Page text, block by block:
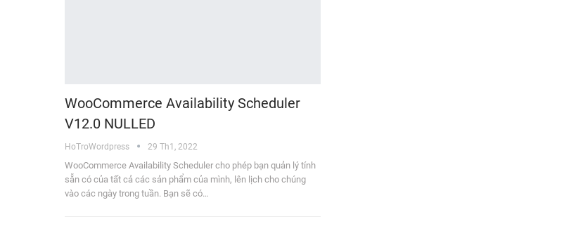
WooCommerce Availability Scheduler
V12.0 NULLED
HoTroWordpress 29 Th1, 2022
WooCommerce Availability Scheduler cho phép bạn quản lý tính
sẵn có của tất cả các sản phẩm của mình, lên lịch cho chúng
vào các ngày trong tuần. Bạn sẽ có…